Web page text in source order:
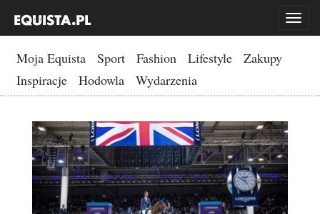
Toggle
Moja Equista Sport Fashion Lifestyle
Zakupy
Inspiracje
Hodowla Wydarzenia